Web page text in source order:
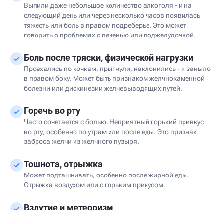
Выпили даже небольшое количество алкоголя - и на
следующий день или через несколько часов появилась
тяжесть или боль в правом подреберье. Это может
говорить о проблемах с печенью или поджелудочной.
Боль после тряски, физической нагрузки
Проехались по кочкам, прыгнули, наклонились - и заныло
в правом боку. Может быть признаком желчнокаменной
болезни или дискинезии желчевыводящих путей.
Горечь во рту
Часто сочетается с болью. Неприятный горький привкус
во рту, особенно по утрам или после еды. Это признак
заброса желчи из желчного пузыря.
Тошнота, отрыжка
Может подташнивать, особенно после жирной еды.
Отрыжка воздухом или с горьким прикусом.
Вздутие и метеоризм